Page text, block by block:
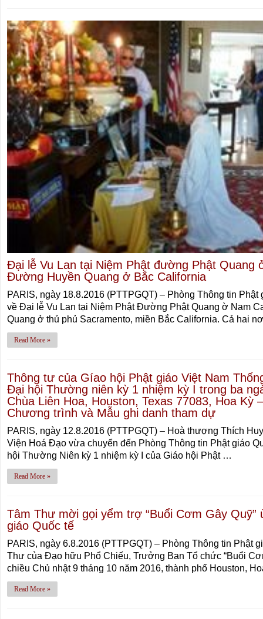
Đại lễ Vu Lan tại Niệm Phật đường Phật Quang
Đường Huyền Quang ở Bắc California
PARIS, ngày 18.8.2016 (PTTPGQT) – Phòng Thông tin
về Đại lễ Vu Lan tại Niệm Phật Đường Phật Quang ờ Nam
Quang ở thủ phủ Sacramento, miền Bắc California. Cả hai
Read More »
Thông tư của Gíao hội Phật giáo Việt Nam
Đại hội Thường niên kỳ 1 nhiệm kỳ I trong ba
Chùa Liên Hoa, Houston, Texas 77083, Hoa
Chương trình và Mẫu ghi danh tham dự
PARIS, ngày 12.8.2016 (PTTPGQT) – Hoà thượng Thích
Viện Hoá Đạo vừa chuyển đến Phòng Thông tin Phật giáo
hội Thường Niên kỳ 1 nhiệm kỳ I của Giáo hội Phật …
Read More »
Tâm Thư mời gọi yểm trợ “Buổi Cơm Gây Quỹ”
giáo Quốc tế
PARIS, ngày 6.8.2016 (PTTPGQT) – Phòng Thông tin Phật
Thư của Đạo hữu Phổ Chiếu, Trưởng Ban Tổ chức “Buổi
chiều Chủ nhật 9 tháng 10 năm 2016, thành phố Houston,
Read More »